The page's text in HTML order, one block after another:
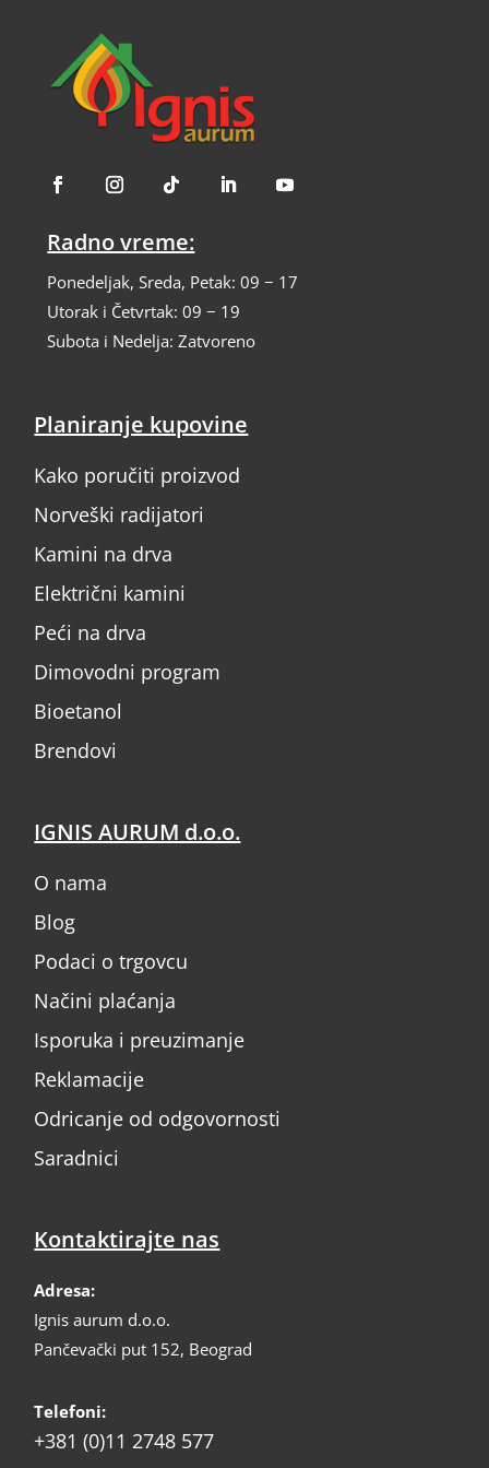
Radno vreme:
Ponedeljak, Sreda, Petak: 09 − 17
Utorak i Četvrtak: 09 − 19
Subota i Nedelja: Zatvoreno
Planiranje kupovine
Kako poručiti proizvod
Norveški radijatori
Kamini na drva
Električni kamini
Peći na drva
Dimovodni program
Bioetanol
Brendovi
IGNIS AURUM d.o.o.
O nama
Blog
Podaci o trgovcu
Načini plaćanja
Isporuka i preuzimanje
Reklamacije
Odricanje od odgovornosti
Saradnici
Kontaktirajte nas
Adresa:
Ignis aurum d.o.o.
Pančevački put 152, Beograd
Telefoni:
+381 (0)11 2748 577